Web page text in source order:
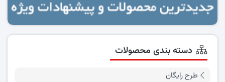
دسته بندی محصولات
طرح رایگان